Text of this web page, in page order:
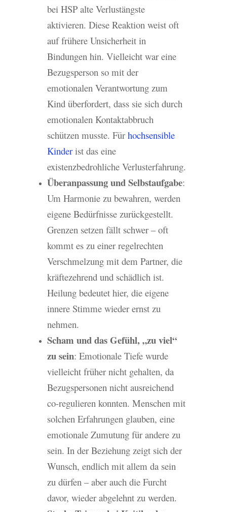
bei HSP alte Verlustängste
aktivieren. Diese Reaktion weist oft
auf frühere Unsicherheit in
Bindungen hin. Vielleicht war eine
Bezugsperson so mit der
emotionalen Verantwortung zum
Kind überfordert, dass sie sich durch
emotionalen Kontaktabbruch
schützen musste. Für hochsensible
Kinderist das eine
existenzbedrohliche Verlusterfahrung.
Überanpassung und Selbstaufgabe:
Um Harmonie zu bewahren, werden
eigene Bedürfnisse zurückgestellt.
Grenzen setzen fällt schwer – oft
kommt es zu einer regelrechten
Verschmelzung mit dem Partner, die
kräftezehrend und schädlich ist.
Heilung bedeutet hier, die eigene
innere Stimme wieder ernst zu
nehmen.
Scham und das Gefühl, „zu viel“
zu sein: Emotionale Tiefe wurde
vielleicht früher nicht gehalten, da
Bezugspersonen nicht ausreichend
co-regulieren konnten. Menschen mit
solchen Erfahrungen glauben, eine
emotionale Zumutung für andere zu
sein. In der Beziehung zeigt sich der
Wunsch, endlich mit allem da sein
zu dürfen – aber auch die Furcht
davor, wieder abgelehnt zu werden.